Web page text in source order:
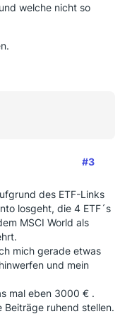
welche nicht so
#3
des ETF-Links
losgeht, die 4 ETF´s
MSCI World als
mich gerade etwas
und mein
mal eben 3000 € .
Beiträge ruhend stellen.